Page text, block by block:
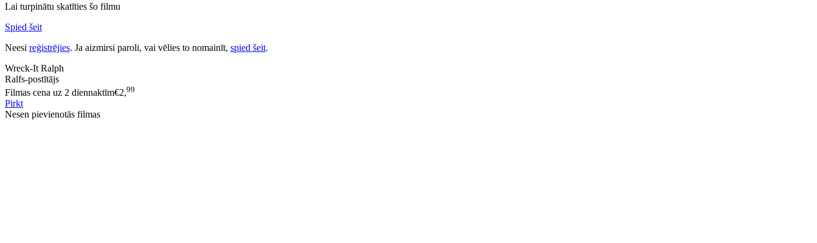
Lai turpinātu skatīties šo filmu
Spied šeit
Neesi reģistrējies. Ja aizmirsi paroli, vai vēlies to nomainīt, spied šeit.
Wreck-It Ralph
Ralfs-postītājs
Filmas cena uz 2 diennaktīm€2,99
Pirkt
Nesen pievienotās filmas